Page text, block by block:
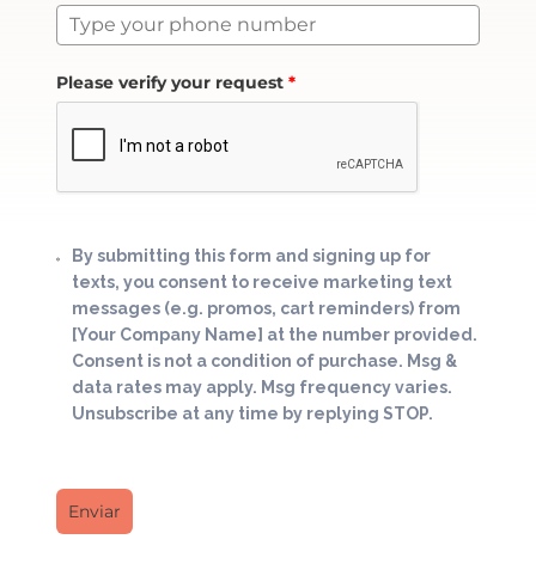
Please verify your request*
By submitting this form and signing up for
texts, you consent to receive marketing text
messages (e.g. promos, cart reminders) from
[Your Company Name] at the number provided.
Consent is not a condition of purchase. Msg &
data rates may apply. Msg frequency varies.
Unsubscribe at any time by replying STOP.
Enviar